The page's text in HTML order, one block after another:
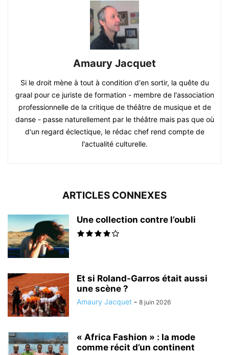
Amaury Jacquet
Si le droit mène à tout à condition d'en sortir, la quête du
graal pour ce juriste de formation - membre de l'association
professionnelle de la critique de théâtre de musique et de
danse - passe naturellement par le théâtre mais pas que où
d'un regard éclectique, le rédac chef rend compte de
l'actualité culturelle.
ARTICLES CONNEXES
Une collection contre l’oubli
Et si Roland-Garros était aussi
une scène ?
Amaury Jacquet - 8 juin 2026
« Africa Fashion » : la mode
comme récit d’un continent